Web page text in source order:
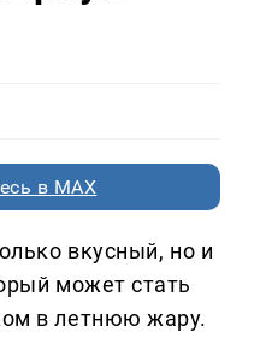
в MAX
вкусный, но и
может стать
в летнюю жару.